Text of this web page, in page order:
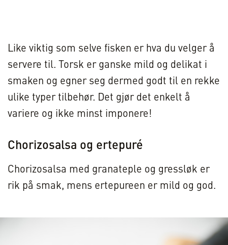
Like viktig som selve fisken er hva du velger å
servere til. Torsk er ganske mild og delikat i
smaken og egner seg dermed godt til en rekke
ulike typer tilbehør. Det gjør det enkelt å
variere og ikke minst imponere!
Chorizosalsa og ertepuré
Chorizosalsa med granateple og gressløk er
rik på smak, mens ertepureen er mild og god.